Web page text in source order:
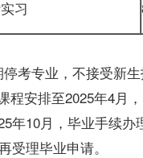
习
考专业，不接受新
程安排至2025年4月
年10月，毕业手续办
受理毕业申请。